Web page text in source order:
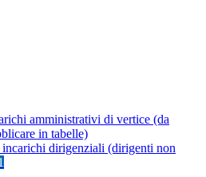
amministrativi di vertice (da
in tabelle)
dirigenziali (dirigenti non